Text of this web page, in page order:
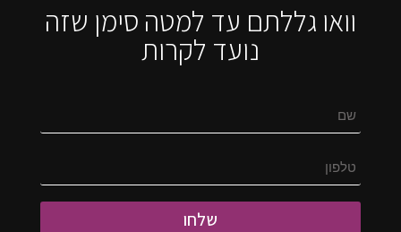
וואו גללתם עד למטה סימן שזה
נועד לקרות
שלחו